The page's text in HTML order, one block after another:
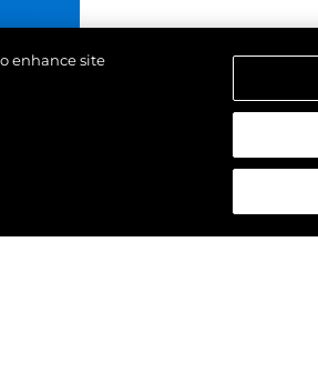
enhance site